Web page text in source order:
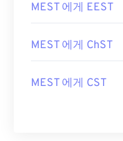
MEST 에게 EEST
MEST 에게 ChST
MEST 에게 CST